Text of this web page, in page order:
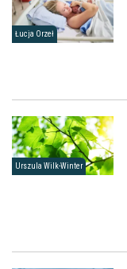
Łucja Orzeł
Urszula Wilk-Winter